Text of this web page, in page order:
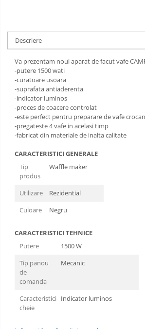
Descriere
Va prezentam noul aparat de facut vafe
-putere 1500 wati
-curatoare usoara
-suprafata antiaderenta
-indicator luminos
-proces de coacere controlat
-este perfect pentru preparare de vafe
-pregateste 4 vafe in acelasi timp
-fabricat din materiale de inalta calitate
CARACTERISTICI GENERALE
Tip
produs
Waffle maker
Utilizare
Rezidential
Culoare
Negru
CARACTERISTICI TEHNICE
Putere
1500 W
Tip panou
de
comanda
Mecanic
Caracteristici
cheie
Indicator luminos